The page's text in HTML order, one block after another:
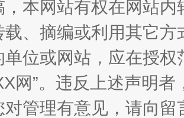
科技园优化重塑工作
，本网站有权在网站
载、摘编或利用其它
单位或网站，应在授
网”。违反上述声明
对管理有意见，请向